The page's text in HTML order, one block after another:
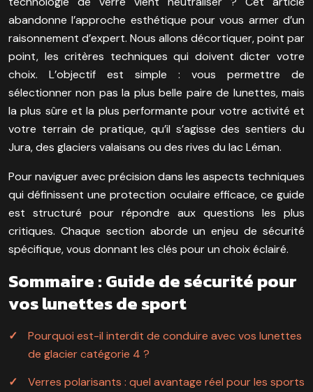
abandonne l’approche esthétique pour vous armer d’un
raisonnement d’expert. Nous allons décortiquer, point par
point, les critères techniques qui doivent dicter votre
choix. L’objectif est simple : vous permettre de
sélectionner non pas la plus belle paire de lunettes, mais
la plus sûre et la plus performante pour votre activité et
votre terrain de pratique, qu’il s’agisse des sentiers du
Jura, des glaciers valaisans ou des rives du lac Léman.
Pour naviguer avec précision dans les aspects techniques
qui définissent une protection oculaire efficace, ce guide
est structuré pour répondre aux questions les plus
critiques. Chaque section aborde un enjeu de sécurité
spécifique, vous donnant les clés pour un choix éclairé.
Sommaire : Guide de sécurité pour
vos lunettes de sport
Pourquoi est-il interdit de conduire avec vos lunettes
de glacier catégorie 4 ?
Verres polarisants : quel avantage réel pour les sports